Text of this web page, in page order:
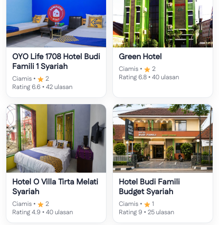
OYO Life 1708 Hotel Budi
Famili 1 Syariah
Ciamis •
2
Rating 6.6 • 42 ulasan
Green Hotel
Ciamis •
2
Rating 6.8 • 40 ulasan
Hotel O Villa Tirta Melati
Syariah
Ciamis •
2
Rating 4.9 • 40 ulasan
Hotel Budi Famili
Budget Syariah
Ciamis •
1
Rating 9 • 25 ulasan